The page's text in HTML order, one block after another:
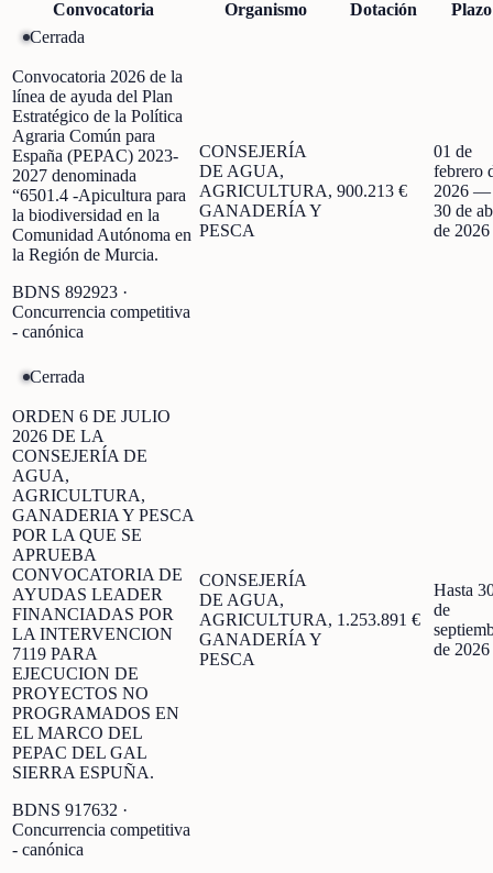
Convocatoria
Organismo Dotación
Plazo
Cerrada
Convocatoria 2026 de la
línea de ayuda del Plan
Estratégico de la Política
Agraria Común para
España (PEPAC) 2023-
2027 denominada
“6501.4 -Apicultura para
la biodiversidad en la
Comunidad Autónoma en
la Región de Murcia.
BDNS 892923 ·
Concurrencia competitiva
- canónica
CONSEJERÍA
DE AGUA,
AGRICULTURA,
GANADERÍA Y
PESCA
900.213 €
01 de
febrero
2026 —
30 de
de 2026
Cerrada
ORDEN 6 DE JULIO
2026 DE LA
CONSEJERÍA DE
AGUA,
AGRICULTURA,
GANADERIA Y PESCA
POR LA QUE SE
APRUEBA
CONVOCATORIA DE
AYUDAS LEADER
FINANCIADAS POR
LA INTERVENCION
7119 PARA
EJECUCION DE
PROYECTOS NO
PROGRAMADOS EN
EL MARCO DEL
PEPAC DEL GAL
SIERRA ESPUÑA.
BDNS 917632 ·
Concurrencia competitiva
- canónica
CONSEJERÍA
DE AGUA,
AGRICULTURA,
GANADERÍA Y
PESCA
1.253.891 €
Hasta
de
de 2026